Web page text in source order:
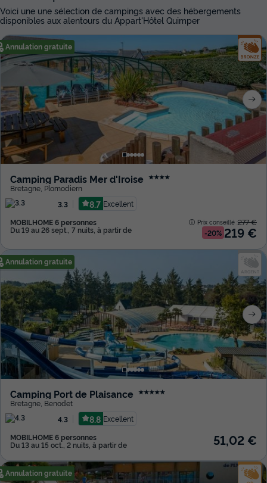
Voici une une sélection de campings avec des hébergements
disponibles aux alentours du Appart'Hôtel Quimper
Annulation gratuite
Camping Paradis Mer d'Iroise ★★★★
Bretagne Plomodiern
3.3
8.7 Excellent
MOBILHOME 6 personnes
Du 19 au 26 sept., 7 nuits, à partir de
Prix conseillé :277 €
-20% 219 €
Annulation gratuite
Camping Port de Plaisance ★★★★★
Bretagne Benodet
4.3
8.8 Excellent
MOBILHOME 6 personnes
Du 13 au 15 oct., 2 nuits, à partir de 51,02 €
Annulation gratuite